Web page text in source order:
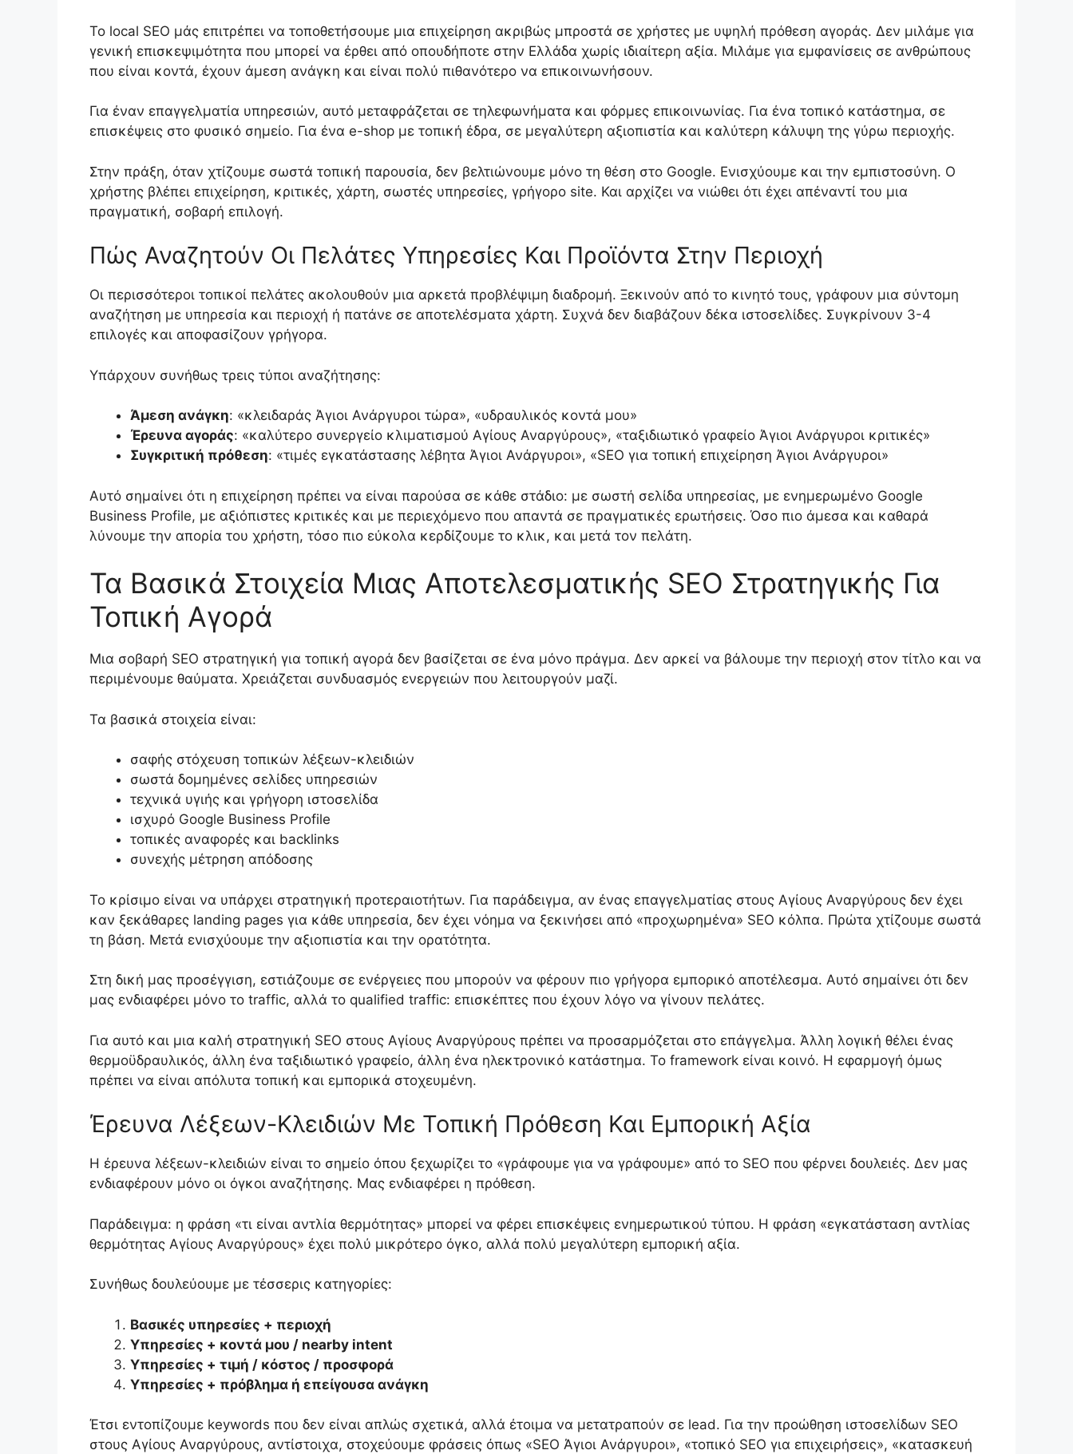
Το local SEO μάς επιτρέπει να τοποθετήσουμε μια επιχείρηση ακριβώς μπροστά σε χρήστες με υψηλή πρόθεση αγοράς. Δεν μιλάμε για
γενική επισκεψιμότητα που μπορεί να έρθει από οπουδήποτε στην Ελλάδα χωρίς ιδιαίτερη αξία. Μιλάμε για εμφανίσεις σε ανθρώπους
που είναι κοντά, έχουν άμεση ανάγκη και είναι πολύ πιθανότερο να επικοινωνήσουν.
Για έναν επαγγελματία υπηρεσιών, αυτό μεταφράζεται σε τηλεφωνήματα και φόρμες επικοινωνίας. Για ένα τοπικό κατάστημα, σε
επισκέψεις στο φυσικό σημείο. Για ένα e-shop με τοπική έδρα, σε μεγαλύτερη αξιοπιστία και καλύτερη κάλυψη της γύρω περιοχής.
Στην πράξη, όταν χτίζουμε σωστά τοπική παρουσία, δεν βελτιώνουμε μόνο τη θέση στο Google. Ενισχύουμε και την εμπιστοσύνη. Ο
χρήστης βλέπει επιχείρηση, κριτικές, χάρτη, σωστές υπηρεσίες, γρήγορο site. Και αρχίζει να νιώθει ότι έχει απέναντί του μια
πραγματική, σοβαρή επιλογή.
Πώς Αναζητούν Οι Πελάτες Υπηρεσίες Και Προϊόντα Στην Περιοχή
Οι περισσότεροι τοπικοί πελάτες ακολουθούν μια αρκετά προβλέψιμη διαδρομή. Ξεκινούν από το κινητό τους, γράφουν μια σύντομη
αναζήτηση με υπηρεσία και περιοχή ή πατάνε σε αποτελέσματα χάρτη. Συχνά δεν διαβάζουν δέκα ιστοσελίδες. Συγκρίνουν 3-4
επιλογές και αποφασίζουν γρήγορα.
Υπάρχουν συνήθως τρεις τύποι αναζήτησης:
Άμεση ανάγκη: «κλειδαράς Άγιοι Ανάργυροι τώρα», «υδραυλικός κοντά μου»
Έρευνα αγοράς: «καλύτερο συνεργείο κλιματισμού Αγίους Αναργύρους», «ταξιδιωτικό γραφείο Άγιοι Ανάργυροι κριτικές»
Συγκριτική πρόθεση: «τιμές εγκατάστασης λέβητα Άγιοι Ανάργυροι», «SEO για τοπική επιχείρηση Άγιοι Ανάργυροι»
Αυτό σημαίνει ότι η επιχείρηση πρέπει να είναι παρούσα σε κάθε στάδιο: με σωστή σελίδα υπηρεσίας, με ενημερωμένο Google
Business Profile, με αξιόπιστες κριτικές και με περιεχόμενο που απαντά σε πραγματικές ερωτήσεις. Όσο πιο άμεσα και καθαρά
λύνουμε την απορία του χρήστη, τόσο πιο εύκολα κερδίζουμε το κλικ, και μετά τον πελάτη.
Τα Βασικά Στοιχεία Μιας Αποτελεσματικής SEO Στρατηγικής Για
Τοπική Αγορά
Μια σοβαρή SEO στρατηγική για τοπική αγορά δεν βασίζεται σε ένα μόνο πράγμα. Δεν αρκεί να βάλουμε την περιοχή στον τίτλο και να
περιμένουμε θαύματα. Χρειάζεται συνδυασμός ενεργειών που λειτουργούν μαζί.
Τα βασικά στοιχεία είναι:
σαφής στόχευση τοπικών λέξεων-κλειδιών
σωστά δομημένες σελίδες υπηρεσιών
τεχνικά υγιής και γρήγορη ιστοσελίδα
ισχυρό Google Business Profile
τοπικές αναφορές και backlinks
συνεχής μέτρηση απόδοσης
Το κρίσιμο είναι να υπάρχει στρατηγική προτεραιοτήτων. Για παράδειγμα, αν ένας επαγγελματίας στους Αγίους Αναργύρους δεν έχει
καν ξεκάθαρες landing pages για κάθε υπηρεσία, δεν έχει νόημα να ξεκινήσει από «προχωρημένα» SEO κόλπα. Πρώτα χτίζουμε σωστά
τη βάση. Μετά ενισχύουμε την αξιοπιστία και την ορατότητα.
Στη δική μας προσέγγιση, εστιάζουμε σε ενέργειες που μπορούν να φέρουν πιο γρήγορα εμπορικό αποτέλεσμα. Αυτό σημαίνει ότι δεν
μας ενδιαφέρει μόνο το traffic, αλλά το qualified traffic: επισκέπτες που έχουν λόγο να γίνουν πελάτες.
Για αυτό και μια καλή στρατηγική SEO στους Αγίους Αναργύρους πρέπει να προσαρμόζεται στο επάγγελμα. Άλλη λογική θέλει ένας
θερμοϋδραυλικός, άλλη ένα ταξιδιωτικό γραφείο, άλλη ένα ηλεκτρονικό κατάστημα. Το framework είναι κοινό. Η εφαρμογή όμως
πρέπει να είναι απόλυτα τοπική και εμπορικά στοχευμένη.
Έρευνα Λέξεων-Κλειδιών Με Τοπική Πρόθεση Και Εμπορική Αξία
Η έρευνα λέξεων-κλειδιών είναι το σημείο όπου ξεχωρίζει το «γράφουμε για να γράφουμε» από το SEO που φέρνει δουλειές. Δεν μας
ενδιαφέρουν μόνο οι όγκοι αναζήτησης. Μας ενδιαφέρει η πρόθεση.
Παράδειγμα: η φράση «τι είναι αντλία θερμότητας» μπορεί να φέρει επισκέψεις ενημερωτικού τύπου. Η φράση «εγκατάσταση αντλίας
θερμότητας Αγίους Αναργύρους» έχει πολύ μικρότερο όγκο, αλλά πολύ μεγαλύτερη εμπορική αξία.
Συνήθως δουλεύουμε με τέσσερις κατηγορίες:
Βασικές υπηρεσίες + περιοχή
Υπηρεσίες + κοντά μου / nearby intent
Υπηρεσίες + τιμή / κόστος / προσφορά
Υπηρεσίες + πρόβλημα ή επείγουσα ανάγκη
Έτσι εντοπίζουμε keywords που δεν είναι απλώς σχετικά, αλλά έτοιμα να μετατραπούν σε lead. Για την προώθηση ιστοσελίδων SEO
στους Αγίους Αναργύρους, αντίστοιχα, στοχεύουμε φράσεις όπως «SEO Άγιοι Ανάργυροι», «τοπικό SEO για επιχειρήσεις», «κατασκευή